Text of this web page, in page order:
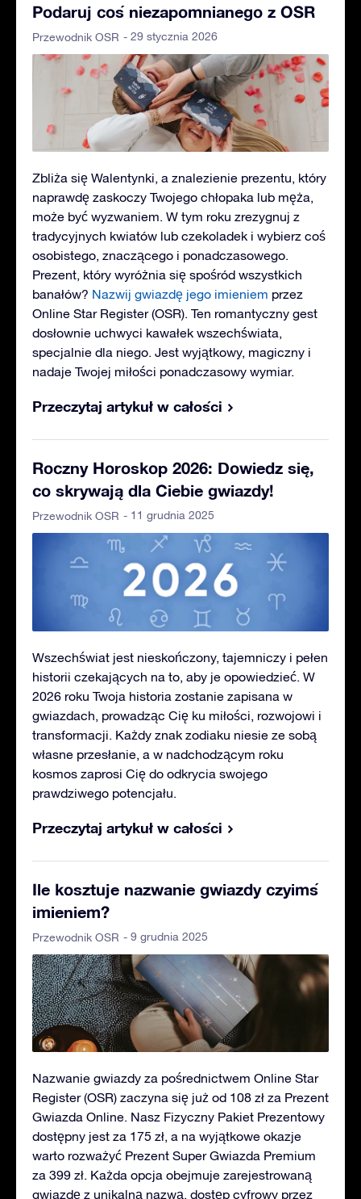
Podaruj coś niezapomnianego z OSR
Przewodnik OSR - 29 stycznia 2026
Zbliża się Walentynki, a znalezienie prezentu, który
naprawdę zaskoczy Twojego chłopaka lub męża,
może być wyzwaniem. W tym roku zrezygnuj z
tradycyjnych kwiatów lub czekoladek i wybierz coś
osobistego, znaczącego i ponadczasowego.
Prezent, który wyróżnia się spośród wszystkich
banałów? Nazwij gwiazdę jego imieniem przez
Online Star Register (OSR). Ten romantyczny gest
dosłownie uchwyci kawałek wszechświata,
specjalnie dla niego. Jest wyjątkowy, magiczny i
nadaje Twojej miłości ponadczasowy wymiar.
Przeczytaj artykuł w całości
Roczny Horoskop 2026: Dowiedz się,
co skrywają dla Ciebie gwiazdy!
Przewodnik OSR - 11 grudnia 2025
Wszechświat jest nieskończony, tajemniczy i pełen
historii czekających na to, aby je opowiedzieć. W
2026 roku Twoja historia zostanie zapisana w
gwiazdach, prowadząc Cię ku miłości, rozwojowi i
transformacji. Każdy znak zodiaku niesie ze sobą
własne przesłanie, a w nadchodzącym roku
kosmos zaprosi Cię do odkrycia swojego
prawdziwego potencjału.
Przeczytaj artykuł w całości
Ile kosztuje nazwanie gwiazdy czyimś
imieniem?
Przewodnik OSR - 9 grudnia 2025
Nazwanie gwiazdy za pośrednictwem Online Star
Register (OSR) zaczyna się już od 108 zł za Prezent
Gwiazda Online. Nasz Fizyczny Pakiet Prezentowy
dostępny jest za 175 zł, a na wyjątkowe okazje
warto rozważyć Prezent Super Gwiazda Premium
za 399 zł. Każda opcja obejmuje zarejestrowaną
gwiazdę z unikalną nazwą, dostęp cyfrowy przez